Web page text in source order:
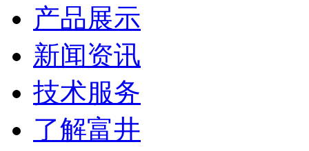
产品展示
新闻资讯
技术服务
了解富井